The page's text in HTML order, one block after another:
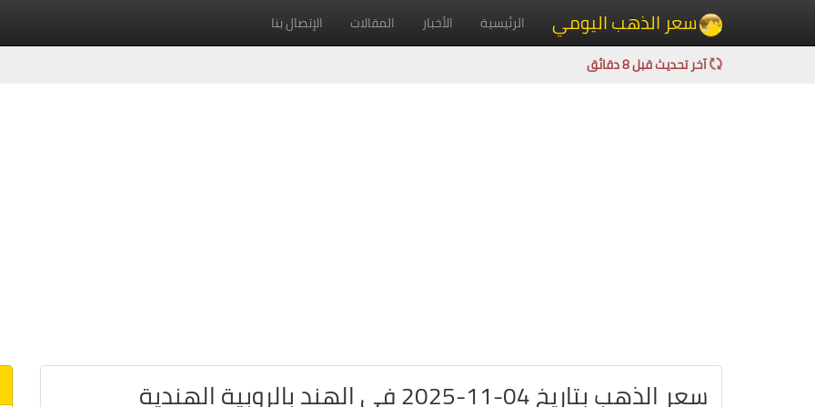
سعر الذهب اليومي الرئيسية الأخبار المقالات الإتصال بنا
آخر تحديث قبل 8 دقائق
سعر الذهب بتاريخ 04-11-2025 في الهند بالروبية الهندية